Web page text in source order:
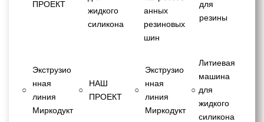
ПРОЕКТ
жидкого
силикона
анных
резиновых
шин
для
резины
○
Экструзио
нная
линия
Миркодукт
○
НАШ
ПРОЕКТ
○
Экструзио
нная
линия
Миркодукт
○
Литиевая
машина
для
жидкого
силикона